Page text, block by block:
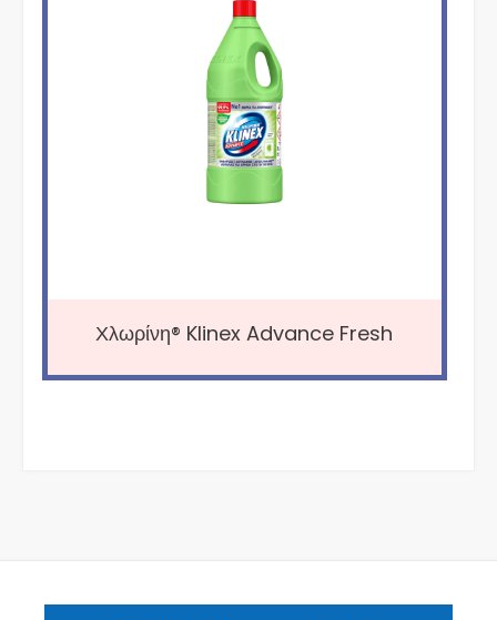
Χλωρίνη® Klinex Advance Fresh